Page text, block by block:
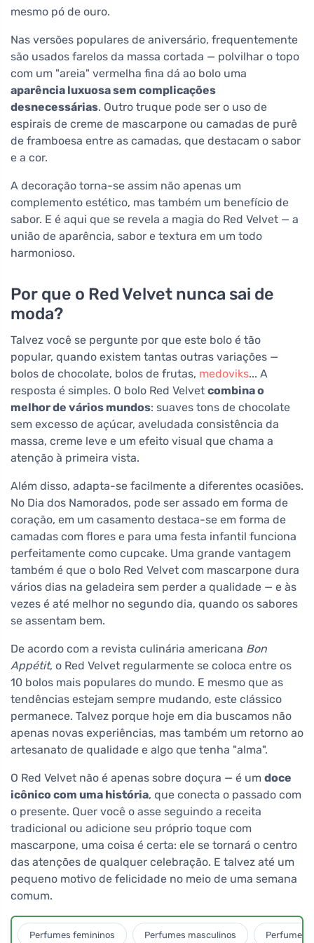
mesmo pó de ouro.
Nas versões populares de aniversário, frequentemente
são usados farelos da massa cortada — polvilhar o topo
com um "areia" vermelha fina dá ao bolo uma
aparência luxuosa sem complicações
desnecessárias. Outro truque pode ser o uso de
espirais de creme de mascarpone ou camadas de purê
de framboesa entre as camadas, que destacam o sabor
e a cor.
A decoração torna-se assim não apenas um
complemento estético, mas também um benefício de
sabor. E é aqui que se revela a magia do Red Velvet — a
união de aparência, sabor e textura em um todo
harmonioso.
Por que o Red Velvet nunca sai de
moda?
Talvez você se pergunte por que este bolo é tão
popular, quando existem tantas outras variações —
bolos de chocolate, bolos de frutas, medoviks... A
resposta é simples. O bolo Red Velvet combina o
melhor de vários mundos: suaves tons de chocolate
sem excesso de açúcar, aveludada consistência da
massa, creme leve e um efeito visual que chama a
atenção à primeira vista.
Além disso, adapta-se facilmente a diferentes ocasiões.
No Dia dos Namorados, pode ser assado em forma de
coração, em um casamento destaca-se em forma de
camadas com flores e para uma festa infantil funciona
perfeitamente como cupcake. Uma grande vantagem
também é que o bolo Red Velvet com mascarpone dura
vários dias na geladeira sem perder a qualidade — e às
vezes é até melhor no segundo dia, quando os sabores
se assentam bem.
De acordo com a revista culinária americana Bon
Appétit, o Red Velvet regularmente se coloca entre os
10 bolos mais populares do mundo. E mesmo que as
tendências estejam sempre mudando, este clássico
permanece. Talvez porque hoje em dia buscamos não
apenas novas experiências, mas também um retorno ao
artesanato de qualidade e algo que tenha "alma".
O Red Velvet não é apenas sobre doçura — é um doce
icônico com uma história, que conecta o passado com
o presente. Quer você o asse seguindo a receita
tradicional ou adicione seu próprio toque com
mascarpone, uma coisa é certa: ele se tornará o centro
das atenções de qualquer celebração. E talvez até um
pequeno motivo de felicidade no meio de uma semana
comum.
Perfumes femininos Perfumes masculinos Perfumes